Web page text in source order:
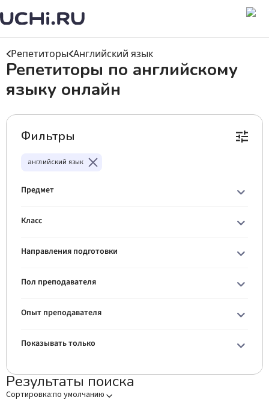
Репетиторы Английский язык
Репетиторы по английскому
языку онлайн
Результаты поиска
Сортировка:по умолчанию
Фильтры
английский язык
Предмет
Класс
Направления подготовки
Пол преподавателя
Опыт преподавателя
Показывать только